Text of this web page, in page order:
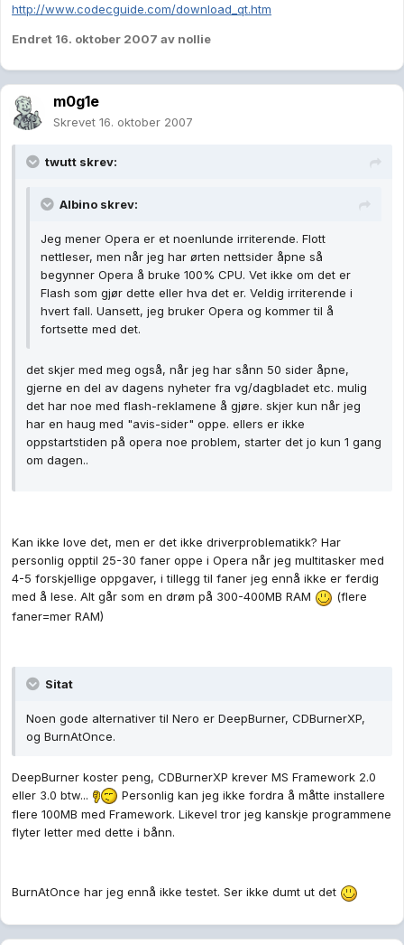
http://www.codecguide.com/download_qt.htm
Endret 16. oktober 2007 av nollie
m0g1e
Skrevet 16. oktober 2007
twutt skrev:
Albino skrev:
Jeg mener Opera er et noenlunde irriterende. Flott
nettleser, men når jeg har ørten nettsider åpne så
begynner Opera å bruke 100% CPU. Vet ikke om det er
Flash som gjør dette eller hva det er. Veldig irriterende i
hvert fall. Uansett, jeg bruker Opera og kommer til å
fortsette med det.
det skjer med meg også, når jeg har sånn 50 sider åpne,
gjerne en del av dagens nyheter fra vg/dagbladet etc. mulig
det har noe med flash-reklamene å gjøre. skjer kun når jeg
har en haug med "avis-sider" oppe. ellers er ikke
oppstartstiden på opera noe problem, starter det jo kun 1 gang
om dagen..
Kan ikke love det, men er det ikke driverproblematikk? Har
personlig opptil 25-30 faner oppe i Opera når jeg multitasker med
4-5 forskjellige oppgaver, i tillegg til faner jeg ennå ikke er ferdig
med å lese. Alt går som en drøm på 300-400MB RAM
(flere
faner=mer RAM)
Sitat
Noen gode alternativer til Nero er DeepBurner, CDBurnerXP,
og BurnAtOnce.
DeepBurner koster peng, CDBurnerXP krever MS Framework 2.0
eller 3.0 btw...
Personlig kan jeg ikke fordra å måtte installere
flere 100MB med Framework. Likevel tror jeg kanskje programmene
flyter letter med dette i bånn.
BurnAtOnce har jeg ennå ikke testet. Ser ikke dumt ut det